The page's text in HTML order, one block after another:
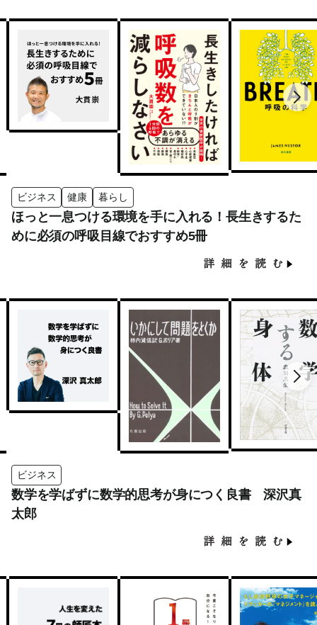
ビジネス 健康 暮らし
ほっと一息つける環境を手に入れる！長生きするた
めに必須の呼吸目線でおすすめ5冊
ビジネス
数学を学ばずに数学的思考が身につく良書 深沢真
太郎